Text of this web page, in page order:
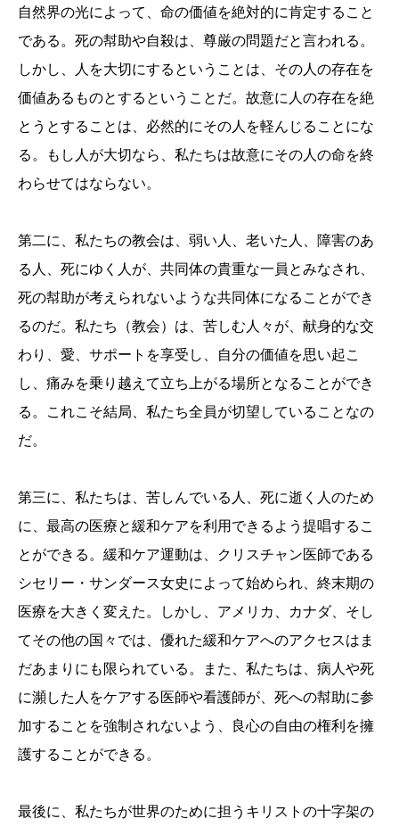
自然界の光によって、命の価値を絶対的に肯定すること
である。死の幇助や自殺は、尊厳の問題だと言われる。
しかし、人を大切にするということは、その人の存在を
価値あるものとするということだ。故意に人の存在を絶
とうとすることは、必然的にその人を軽んじることにな
る。もし人が大切なら、私たちは故意にその人の命を終
わらせてはならない。
第二に、私たちの教会は、弱い人、老いた人、障害のあ
る人、死にゆく人が、共同体の貴重な一員とみなされ、
死の幇助が考えられないような共同体になることができ
るのだ。私たち（教会）は、苦しむ人々が、献身的な交
わり、愛、サポートを享受し、自分の価値を思い起こ
し、痛みを乗り越えて立ち上がる場所となることができ
る。これこそ結局、私たち全員が切望していることなの
だ。
第三に、私たちは、苦しんでいる人、死に逝く人のため
に、最高の医療と緩和ケアを利用できるよう提唱するこ
とができる。緩和ケア運動は、クリスチャン医師である
シセリー・サンダース女史によって始められ、終末期の
医療を大きく変えた。しかし、アメリカ、カナダ、そし
てその他の国々では、優れた緩和ケアへのアクセスはま
だあまりにも限られている。また、私たちは、病人や死
に瀕した人をケアする医師や看護師が、死への幇助に参
加することを強制されないよう、良心の自由の権利を擁
護することができる。
最後に、私たちが世界のために担うキリストの十字架の